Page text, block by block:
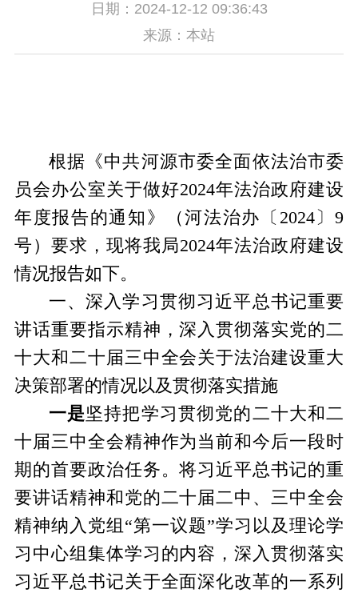
日期：2024-12-12 09:36:43
来源：本站
根据《中共河源市委全面依法治市委
员会办公室关于做好2024年法治政府建设
年度报告的通知》
（河法治办 〔 2024〕9
号） 要求， 现将我局2024年法治政府建设
情况报告如下。
一、深入学习贯彻习近平总书记重要
讲话重要指示精神，深入贯彻落实党的二
十大和二十届三中全会关于法治建设重大
决策部署的情况以及贯彻落实措施
一是坚持把学习贯彻党的二十大和二
十届三中全会精神作为当前和今后一段时
期的首要政治任务。将习近平总书记的重
要讲话精神和党的二十届二中、三中全会
精神纳入党组 “第一议题”学习以及理论学
习中心组集体学习的内容，深入贯彻落实
习近平总书记关于全面深化改革的一系列